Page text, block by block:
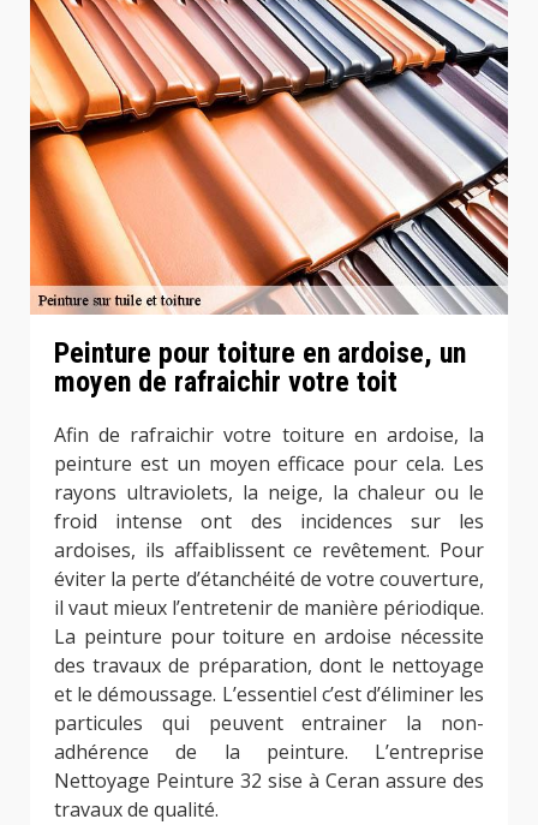
Peinture pour toiture en ardoise, un
moyen de rafraichir votre toit
Afin de rafraichir votre toiture en ardoise, la
peinture est un moyen efficace pour cela. Les
rayons ultraviolets, la neige, la chaleur ou le
froid intense ont des incidences sur les
ardoises, ils affaiblissent ce revêtement. Pour
éviter la perte d’étanchéité de votre couverture,
il vaut mieux l’entretenir de manière périodique.
La peinture pour toiture en ardoise nécessite
des travaux de préparation, dont le nettoyage
et le démoussage. L’essentiel c’est d’éliminer les
particules qui peuvent entrainer la non-
adhérence de la peinture. L’entreprise
Nettoyage Peinture 32 sise à Ceran assure des
travaux de qualité.